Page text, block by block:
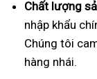
Chất lượng
nhập khẩu
Chúng tôi
hàng nhái.